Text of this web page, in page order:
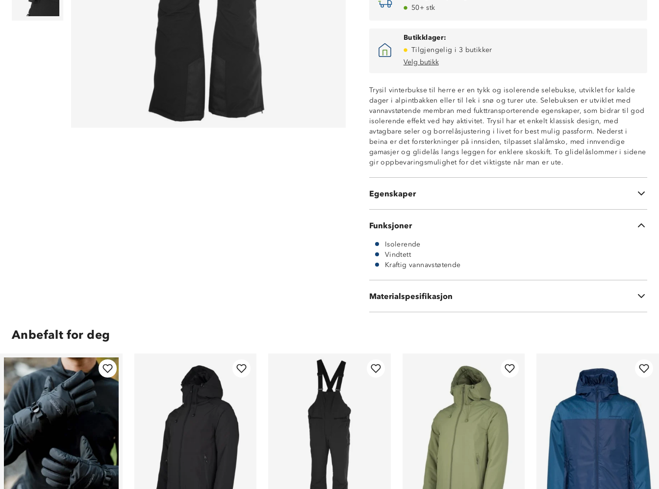
50+ stk
Butikklager:
Tilgjengelig i 3 butikker
Velg butikk
Trysil vinterbukse til herre er en tykk og isolerende selebukse, utviklet for kalde
dager i alpintbakken eller til lek i snø og turer ute. Selebuksen er utviklet med
vannavstøtende membran med fukttransporterende egenskaper, som bidrar til god
isolerende effekt ved høy aktivitet. Trysil har et enkelt klassisk design, med
avtagbare seler og borrelåsjustering i livet for best mulig passform. Nederst i
beina er det forsterkninger på innsiden, tilpasset slalåmsko, med innvendige
gamasjer og glidelås langs leggen for enklere skoskift. To glidelåslommer i sidene
gir oppbevaringsmulighet for det viktigste når man er ute.
Egenskaper
Vindtett
Isolerende vattering
Glatt innside
White-membran
To sidelommer med glidelås
Avtagbare, regulerbar seler
To trykknapper i front med borrelås
Forsterkninger på innsiden av beina
Glidelåsåpning nederst i beina for skoskift
Funksjoner
Isolerende
Vindtett
Kraftig vannavstøtende
Materialspesifikasjon
100 % polyester
Anbefalt for deg